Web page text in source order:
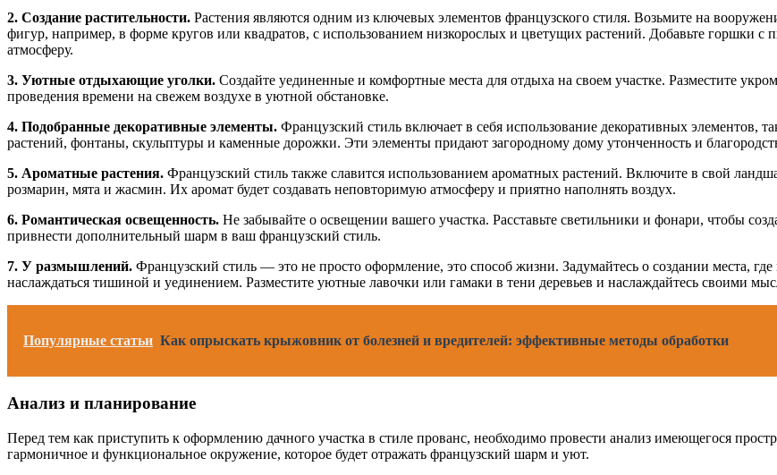
2. Создание растительности. Растения являются одним из ключевых элементов французского стиля. Возьмите на
фигур, например, в форме кругов или квадратов, с использованием низкорослых и цветущих растений. Добавьте
атмосферу.
3. Уютные отдыхающие уголки. Создайте уединенные и комфортные места для отдыха на своем участке. Разместите
проведения времени на свежем воздухе в уютной обстановке.
4. Подобранные декоративные элементы. Французский стиль включает в себя использование декоративных элементов,
растений, фонтаны, скульптуры и каменные дорожки. Эти элементы придают загородному дому утонченность и
5. Ароматные растения. Французский стиль также славится использованием ароматных растений. Включите в свой
розмарин, мята и жасмин. Их аромат будет создавать неповторимую атмосферу и приятно наполнять воздух.
6. Романтическая освещенность. Не забывайте о освещении вашего участка. Расставьте светильники и фонари, чтобы
привнести дополнительный шарм в ваш французский стиль.
7. У размышлений. Французский стиль — это не просто оформление, это способ жизни. Задумайтесь о создании места,
наслаждаться тишиной и уединением. Разместите уютные лавочки или гамаки в тени деревьев и наслаждайтесь своими
Популярные статьи Как опрыскать крыжовник от болезней и вредителей: эффективные методы обработки
Анализ и планирование
Перед тем как приступить к оформлению дачного участка в стиле прованс, необходимо провести анализ имеющегося
гармоничное и функциональное окружение, которое будет отражать французский шарм и уют.